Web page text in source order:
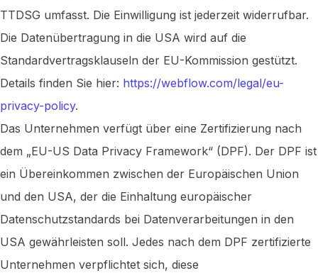
TTDSG umfasst. Die Einwilligung ist jederzeit widerrufbar.
Die Datenübertragung in die USA wird auf die
Standardvertragsklauseln der EU-Kommission gestützt.
Details finden Sie hier: https://webflow.com/legal/eu-
privacy-policy.
Das Unternehmen verfügt über eine Zertifizierung nach
dem „EU-US Data Privacy Framework“ (DPF). Der DPF ist
ein Übereinkommen zwischen der Europäischen Union
und den USA, der die Einhaltung europäischer
Datenschutzstandards bei Datenverarbeitungen in den
USA gewährleisten soll. Jedes nach dem DPF zertifizierte
Unternehmen verpflichtet sich, diese